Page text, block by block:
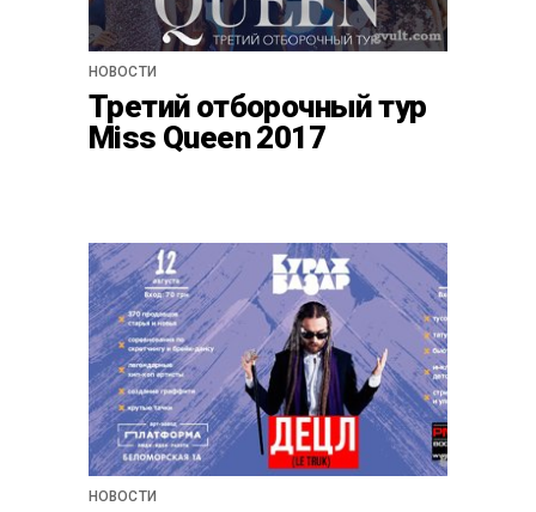
НОВОСТИ
Третий отборочный тур
Miss Queen 2017
НОВОСТИ